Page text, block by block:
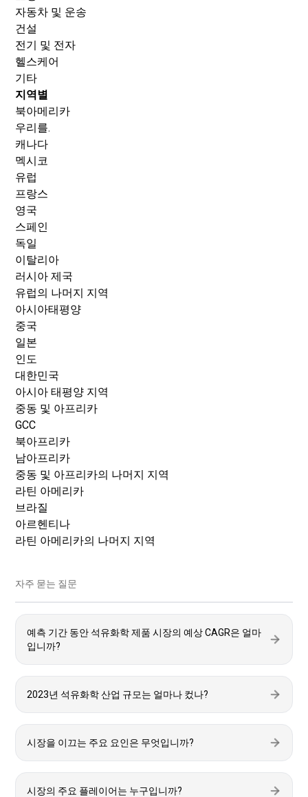
자동차 및 운송
건설
전기 및 전자
헬스케어
기타
지역별
북아메리카
우리를.
캐나다
멕시코
유럽
프랑스
영국
스페인
독일
이탈리아
러시아 제국
유럽의 나머지 지역
아시아태평양
중국
일본
인도
대한민국
아시아 태평양 지역
중동 및 아프리카
GCC
북아프리카
남아프리카
중동 및 아프리카의 나머지 지역
라틴 아메리카
브라질
아르헨티나
라틴 아메리카의 나머지 지역
자주 묻는 질문
예측 기간 동안 석유화학 제품 시장의 예상 CAGR은 얼마
입니까?
2023년 석유화학 산업 규모는 얼마나 컸나?
시장을 이끄는 주요 요인은 무엇입니까?
시장의 주요 플레이어는 누구입니까?